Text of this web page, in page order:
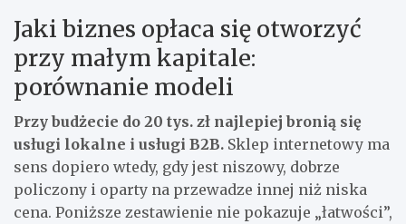
Jaki biznes opłaca się otworzyć
przy małym kapitale:
porównanie modeli
Przy budżecie do 20 tys. zł najlepiej bronią się
usługi lokalne i usługi B2B. Sklep internetowy ma
sens dopiero wtedy, gdy jest niszowy, dobrze
policzony i oparty na przewadze innej niż niska
cena. Poniższe zestawienie nie pokazuje „łatwości”,